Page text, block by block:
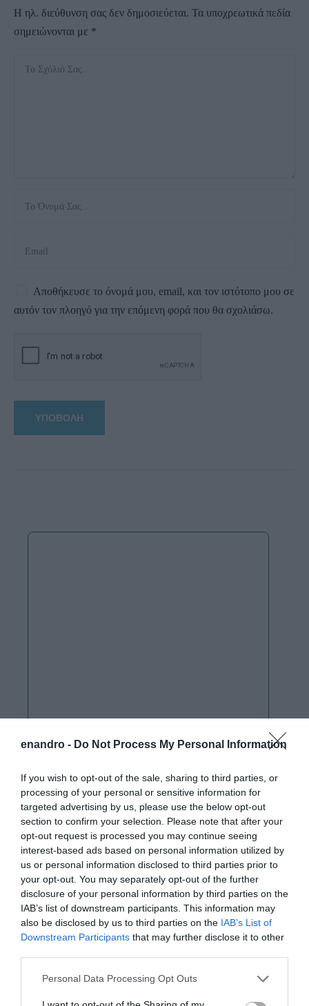
enandro - Do Not Process My Personal Information
If you wish to opt-out of the sale, sharing to third parties, or
processing of your personal or sensitive information for
targeted advertising by us, please use the below opt-out
section to confirm your selection. Please note that after your
opt-out request is processed you may continue seeing
interest-based ads based on personal information utilized by
us or personal information disclosed to third parties prior to
your opt-out. You may separately opt-out of the further
disclosure of your personal information by third parties on the
IAB’s list of downstream participants. This information may
also be disclosed by us to third parties on the IAB’s List of
Downstream Participants that may further disclose it to other
Please note that this website/app uses one or more Google
Personal Data Processing Opt Outs
Η ηλ. διεύθυνση σας δεν δημοσιεύεται. Τα υποχρεωτικά πεδία
σημειώνονται με *
Αποθήκευσε το όνομά μου, email, και τον ιστότοπο μου σε
αυτόν τον πλοηγό για την επόμενη φορά που θα σχολιάσω.